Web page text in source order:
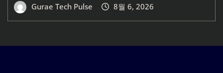
Gurae Tech Pulse 8월 6, 2026